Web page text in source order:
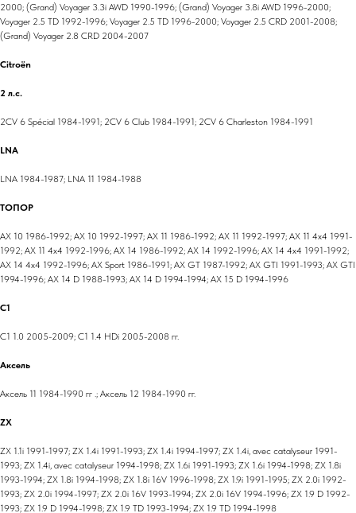
2000; (Grand) Voyager 3.3i AWD 1990-1996; (Grand) Voyager 3.8i AWD 1996-2000;
Voyager 2.5 TD 1992-1996; Voyager 2.5 TD 1996-2000; Voyager 2.5 CRD 2001-2008;
(Grand) Voyager 2.8 CRD 2004-2007
Citroën
2 л.с.
2CV 6 Spécial 1984-1991; 2CV 6 Club 1984-1991; 2CV 6 Charleston 1984-1991
LNA
LNA 1984-1987; LNA 11 1984-1988
ТОПОР
AX 10 1986-1992; AX 10 1992-1997; AX 11 1986-1992; AX 11 1992-1997; AX 11 4x4 1991-
1992; AX 11 4x4 1992-1996; AX 14 1986-1992; AX 14 1992-1996; AX 14 4x4 1991-1992;
AX 14 4x4 1992-1996; AX Sport 1986-1991; AX GT 1987-1992; AX GTI 1991-1993; AX GTI
1994-1996; AX 14 D 1988-1993; AX 14 D 1994-1994; AX 15 D 1994-1996
C1
C1 1.0 2005-2009; C1 1.4 HDi 2005-2008 гг.
Аксель
Аксель 11 1984-1990 гг .; Аксель 12 1984-1990 гг.
ZX
ZX 1.1i 1991-1997; ZX 1.4i 1991-1993; ZX 1.4i 1994-1997; ZX 1.4i, avec catalyseur 1991-
1993; ZX 1.4i, avec catalyseur 1994-1998; ZX 1.6i 1991-1993; ZX 1.6i 1994-1998; ZX 1.8i
1993-1994; ZX 1.8i 1994-1998; ZX 1.8i 16V 1996-1998; ZX 1.9i 1991-1995; ZX 2.0i 1992-
1993; ZX 2.0i 1994-1997; ZX 2.0i 16V 1993-1994; ZX 2.0i 16V 1994-1996; ZX 1.9 D 1992-
1993; ZX 1.9 D 1994-1998; ZX 1.9 TD 1993-1994; ZX 1.9 TD 1994-1998